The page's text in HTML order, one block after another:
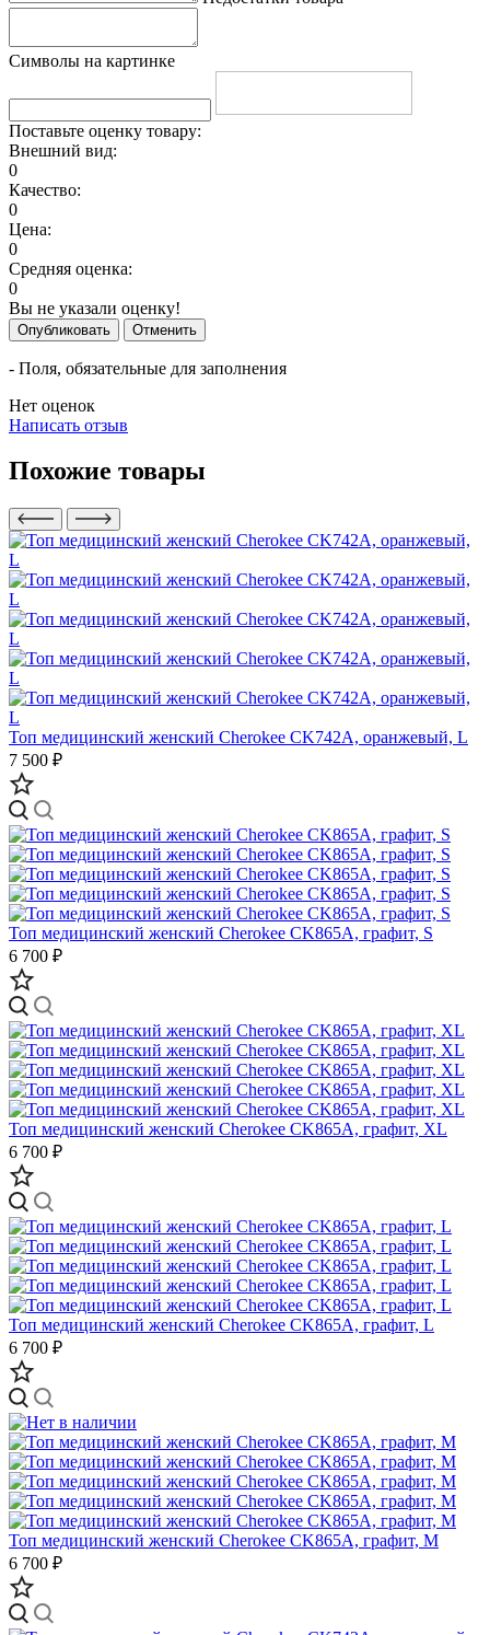
Символы на картинке
Поставьте оценку товару:
Внешний вид:
0
Качество:
0
Цена:
0
Средняя оценка:
0
Вы не указали оценку!
Опубликовать Отменить
- Поля, обязательные для заполнения
Нет оценок
Написать отзыв
Похожие товары
Топ медицинский женский Cherokee CK742A, оранжевый, L
7 500 ₽
Топ медицинский женский Cherokee CK865A, графит, S
6 700 ₽
Топ медицинский женский Cherokee CK865A, графит, XL
6 700 ₽
Топ медицинский женский Cherokee CK865A, графит, L
6 700 ₽
Топ медицинский женский Cherokee CK865A, графит, M
6 700 ₽